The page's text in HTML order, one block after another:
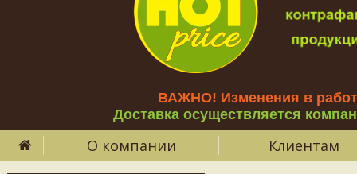
ВАЖНО! Изменения в
Доставка осуществляется
О компании Клиентам